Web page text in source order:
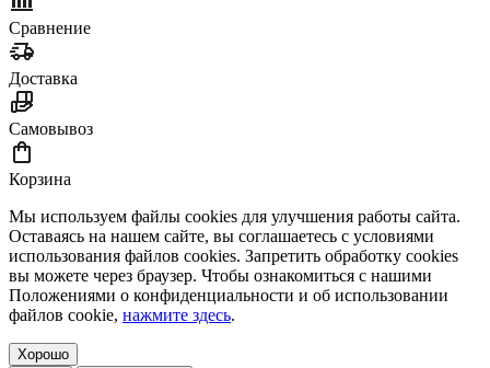
Сравнение
Доставка
Самовывоз
Корзина
Мы используем файлы cookies для улучшения работы сайта.
Оставаясь на нашем сайте, вы соглашаетесь с условиями
использования файлов cookies. Запретить обработку cookies
вы можете через браузер. Чтобы ознакомиться с нашими
Положениями о конфиденциальности и об использовании
файлов cookie, нажмите здесь.
Хорошо